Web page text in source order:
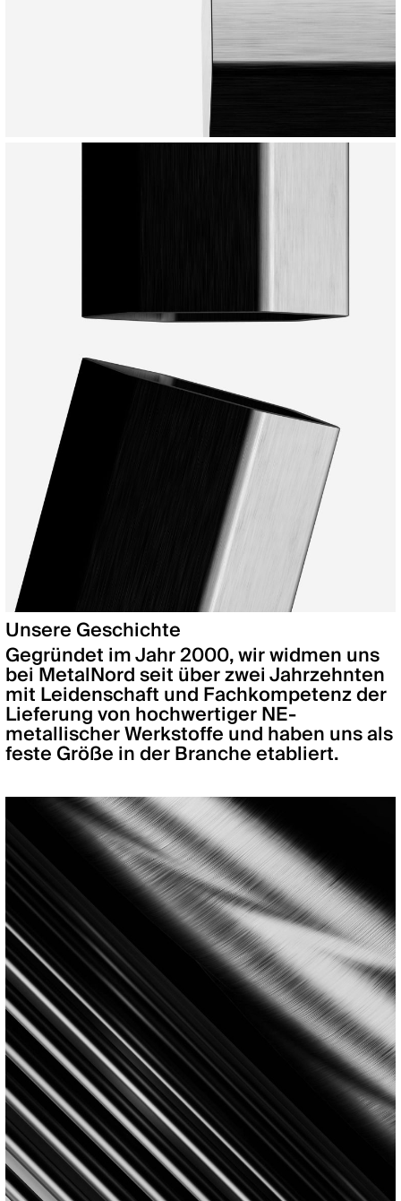
Unsere Geschichte
Gegründet im Jahr 2000, wir widmen uns
bei MetalNord seit über zwei Jahrzehnten
mit Leidenschaft und Fachkompetenz der
Lieferung von hochwertiger NE-
metallischer Werkstoffe und haben uns als
feste Größe in der Branche etabliert.